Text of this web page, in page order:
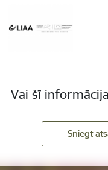
Vai šī
Sniegt